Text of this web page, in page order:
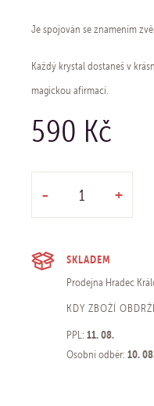
Je spojován se znamením
Každý krystal dostaneš v
magickou afirmací.
590 Kč
- +
SKLADEM
Prodejna Hradec
KDY ZBOŽÍ
PPL:11. 08.
Osobní odběr:10.